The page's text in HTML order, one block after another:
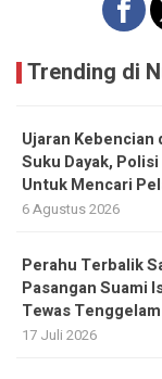
Trending di
Ujaran Kebencian
Suku Dayak,
Untuk Mencari
6 Agustus 2026
Perahu Terbalik
Pasangan Suami
Tewas Tenggelam
17 Juli 2026